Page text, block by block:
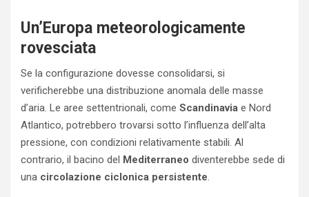
Un’Europa meteorologicamente
rovesciata
Se la configurazione dovesse consolidarsi, si
verificherebbe una distribuzione anomala delle masse
d’aria. Le aree settentrionali, come Scandinavia e Nord
Atlantico, potrebbero trovarsi sotto l’influenza dell’alta
pressione, con condizioni relativamente stabili. Al
contrario, il bacino del Mediterraneo diventerebbe sede di
una circolazione ciclonica persistente.